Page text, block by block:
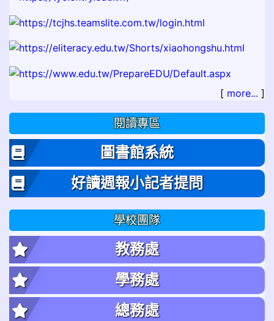
[ more... ]
閱讀專區
圖書館系統
好讀週報小記者提問
學校團隊
教務處
學務處
總務處